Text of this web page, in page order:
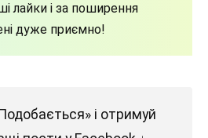
лайки і за поширення
дуже приємно!
і отримуй